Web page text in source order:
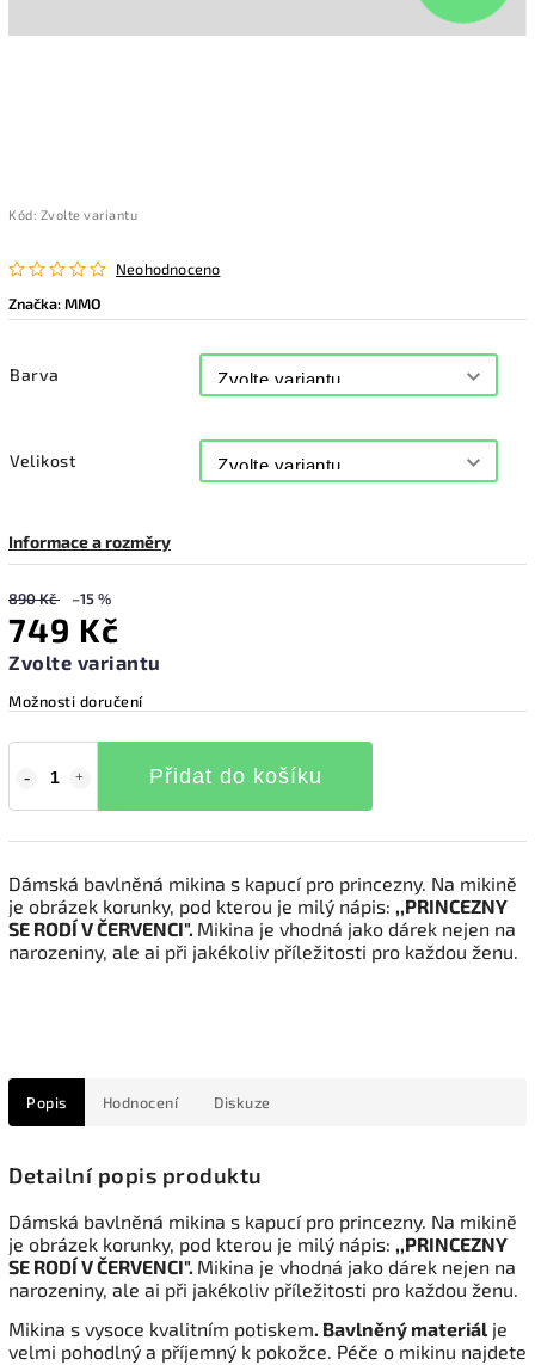
Kód: Zvolte variantu
Neohodnoceno
Značka:MMO
Barva
Velikost
Informace a rozměry
890 Kč –15 %
749 Kč
Zvolte variantu
Možnosti doručení
Přidat do košíku
Dámská bavlněná mikina s kapucí pro princezny. Na mikině
je obrázek korunky, pod kterou je milý nápis: ,,PRINCEZNY
SE RODÍ V ČERVENCI". Mikina je vhodná jako dárek nejen na
narozeniny, ale ai při jakékoliv příležitosti pro každou ženu.
Popis Hodnocení Diskuze
Detailní popis produktu
Dámská bavlněná mikina s kapucí pro princezny. Na mikině
je obrázek korunky, pod kterou je milý nápis: ,,PRINCEZNY
SE RODÍ V ČERVENCI". Mikina je vhodná jako dárek nejen na
narozeniny, ale ai při jakékoliv příležitosti pro každou ženu.
Mikina s vysoce kvalitním potiskem. Bavlněný materiál je
velmi pohodlný a příjemný k pokožce. Péče o mikinu najdete